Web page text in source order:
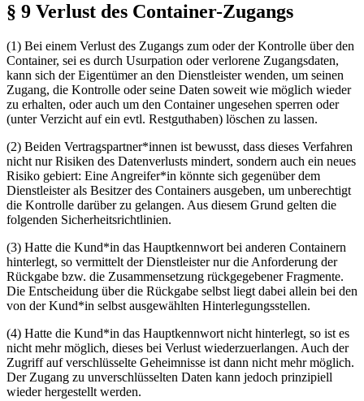
§ 9 Verlust des Container-Zugangs
(1) Bei einem Verlust des Zugangs zum oder der Kontrolle über den
Container, sei es durch Usurpation oder verlorene Zugangsdaten,
kann sich der Eigentümer an den Dienstleister wenden, um seinen
Zugang, die Kontrolle oder seine Daten soweit wie möglich wieder
zu erhalten, oder auch um den Container ungesehen sperren oder
(unter Verzicht auf ein evtl. Restguthaben) löschen zu lassen.
(2) Beiden Vertragspartner*innen ist bewusst, dass dieses Verfahren
nicht nur Risiken des Datenverlusts mindert, sondern auch ein neues
Risiko gebiert: Eine Angreifer*in könnte sich gegenüber dem
Dienstleister als Besitzer des Containers ausgeben, um unberechtigt
die Kontrolle da­rüberzu gelangen. Aus diesem Grund gelten die
folgenden Sicherheitsrichtlinien.
(3) Hatte die Kund*in das Hauptkennwort bei anderen Containern
hinterlegt, so vermittelt der Dienstleister nur die Anforderung der
Rückgabe bzw. die Zusammensetzung rückgegebener Fragmente.
Die Entscheidung über die Rückgabe selbst liegt dabei allein bei den
von der Kund*in selbst ausgewählten Hinterlegungsstellen.
(4) Hatte die Kund*in das Hauptkennwort nicht hinterlegt, so ist es
nicht mehrmög­lich, dieses bei Verlust wiederzuerlangen. Auch der
Zugriff auf verschlüsselte Geheimnisse ist dann nicht mehr möglich.
Der Zugang zu unverschlüsselten Daten kann jedoch prinzipiell
wieder hergestellt werden.